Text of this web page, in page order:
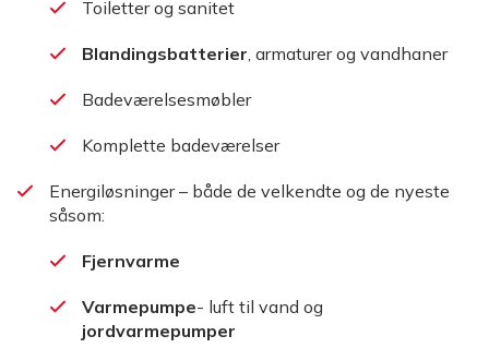
Toiletter og sanitet
Blandingsbatterier, armaturer og vandhaner
Badeværelsesmøbler
Komplette badeværelser
Energiløsninger – både de velkendte og de nyeste
såsom:
Fjernvarme
Varmepumpe- luft til vand og
jordvarmepumper